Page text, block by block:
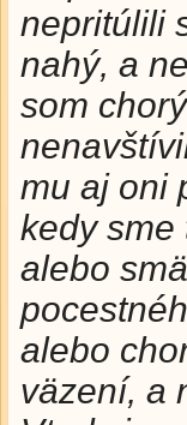
nepritúlili
nahý, a
som
mu aj oni
kedy
alebo
alebo
väzení, a